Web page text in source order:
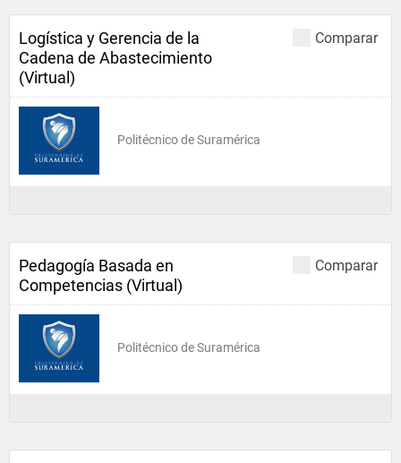
Comparar
Logística y Gerencia de la
Cadena de Abastecimiento
(Virtual)
Politécnico de Suramérica
Comparar
Pedagogía Basada en
Competencias (Virtual)
Politécnico de Suramérica